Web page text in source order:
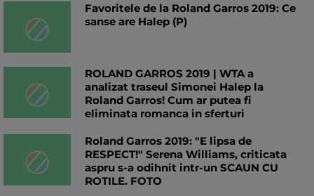
Favoritele de la Roland Garros 2019: Ce
sanse are Halep (P)
ROLAND GARROS 2019 | WTA a
analizat traseul Simonei Halep la
Roland Garros! Cum ar putea fi
eliminata romanca in sferturi
Roland Garros 2019: "E lipsa de
RESPECT!" Serena Williams, criticata
aspru s-a odihnit intr-un SCAUN CU
ROTILE. FOTO